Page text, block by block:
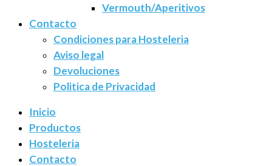
Vermouth/Aperitivos
Contacto
Condiciones para Hosteleria
Aviso legal
Devoluciones
Politica de Privacidad
Inicio
Productos
Hosteleria
Contacto